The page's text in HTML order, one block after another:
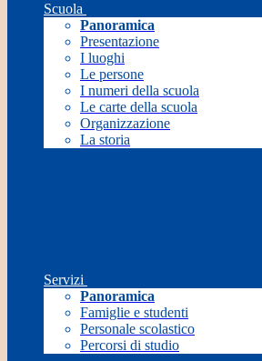
Scuola
Panoramica
Presentazione
I luoghi
Le persone
I numeri della scuola
Le carte della scuola
Organizzazione
La storia
Servizi
Panoramica
Famiglie e studenti
Personale scolastico
Percorsi di studio